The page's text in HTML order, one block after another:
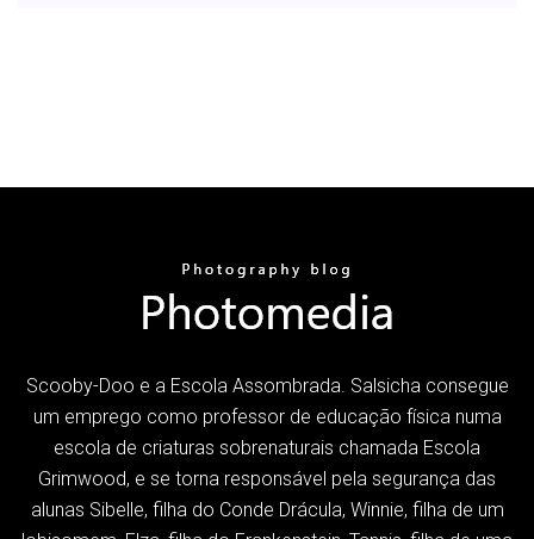
Scooby-Doo e a Escola Assombrada. Salsicha consegue
um emprego como professor de educação física numa
escola de criaturas sobrenaturais chamada Escola
Grimwood, e se torna responsável pela segurança das
alunas Sibelle, filha do Conde Drácula, Winnie, filha de um